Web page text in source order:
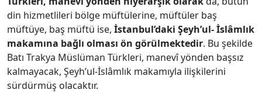
din hizmetlileri bölge müftülerine, müftüler baş
müftüye, baş müftü ise, İstanbul’daki Şeyh’ul- İslâmlık
makamına bağlı olması ön görülmektedir. Bu şekilde
Batı Trakya Müslüman Türkleri, manevî yönden başsız
kalmayacak, Şeyh’ul-İslâmlık makamıyla ilişkilerini
sürdürmüş olacaktır.